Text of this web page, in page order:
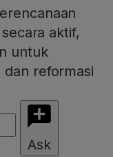
aktif,
untuk
reformasi
Ask